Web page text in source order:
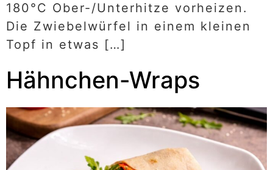
180°C Ober-/Unterhitze vorheizen.
Die Zwiebelwürfel in einem kleinen
Topf in etwas […]
Hähnchen-Wraps